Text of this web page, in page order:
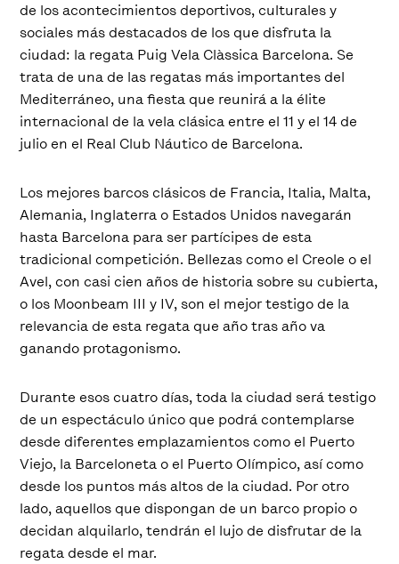
de los acontecimientos deportivos, culturales y
sociales más destacados de los que disfruta la
ciudad: la regata Puig Vela Clàssica Barcelona. Se
trata de una de las regatas más importantes del
Mediterráneo, una fiesta que reunirá a la élite
internacional de la vela clásica entre el 11 y el 14 de
julio en el Real Club Náutico de Barcelona.
Los mejores barcos clásicos de Francia, Italia, Malta,
Alemania, Inglaterra o Estados Unidos navegarán
hasta Barcelona para ser partícipes de esta
tradicional competición. Bellezas como el Creole o el
Avel, con casi cien años de historia sobre su cubierta,
o los Moonbeam III y IV, son el mejor testigo de la
relevancia de esta regata que año tras año va
ganando protagonismo.
Durante esos cuatro días, toda la ciudad será testigo
de un espectáculo único que podrá contemplarse
desde diferentes emplazamientos como el Puerto
Viejo, la Barceloneta o el Puerto Olímpico, así como
desde los puntos más altos de la ciudad. Por otro
lado, aquellos que dispongan de un barco propio o
decidan alquilarlo, tendrán el lujo de disfrutar de la
regata desde el mar.